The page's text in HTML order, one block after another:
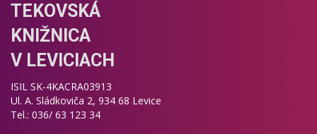
TEKOVSKÁ
KNIŽNICA
V LEVICIACH
ISIL SK-4KACRA03913
Ul. A. Sládkoviča 2, 934 68 Levice
Tel.: 036/ 63 123 34